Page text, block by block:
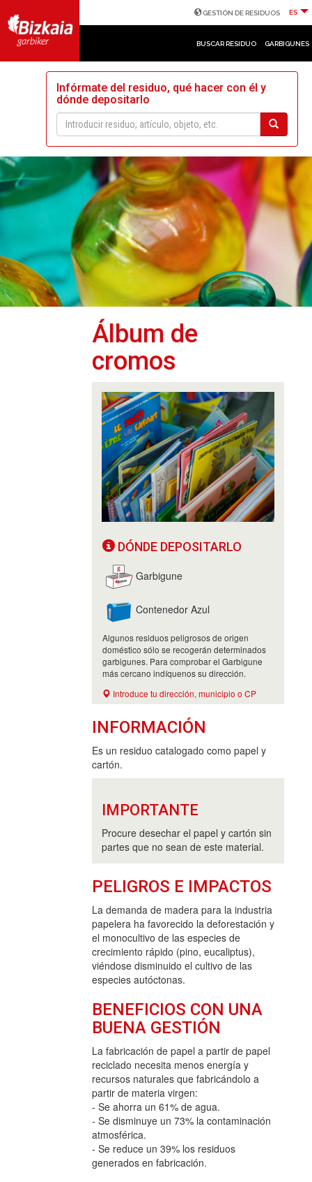
GESTIÓN DE RESIDUOS ES
BUSCAR RESIDUO GARBIGUNES
Infórmate del residuo, qué hacer con él y
dónde depositarlo
Álbum de
cromos
DÓNDE DEPOSITARLO
Garbigune
Contenedor Azul
Algunos residuos peligrosos de origen
doméstico sólo se recogerán determinados
garbigunes. Para comprobar el Garbigune
más cercano indíquenos su dirección.
Introduce tu dirección, municipio o CP
INFORMACIÓN
Es un residuo catalogado como papel y
cartón.
IMPORTANTE
Procure desechar el papel y cartón sin
partes que no sean de este material.
PELIGROS E IMPACTOS
La demanda de madera para la industria
papelera ha favorecido la deforestación y
el monocultivo de las especies de
crecimiento rápido (pino, eucaliptus),
viéndose disminuido el cultivo de las
especies autóctonas.
BENEFICIOS CON UNA
BUENA GESTIÓN
La fabricación de papel a partir de papel
reciclado necesita menos energía y
recursos naturales que fabricándolo a
partir de materia virgen:
- Se ahorra un 61% de agua.
- Se disminuye un 73% la contaminación
atmosférica.
- Se reduce un 39% los residuos
generados en fabricación.